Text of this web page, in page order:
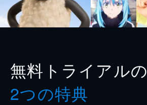
無料トライアルの
2つの特典